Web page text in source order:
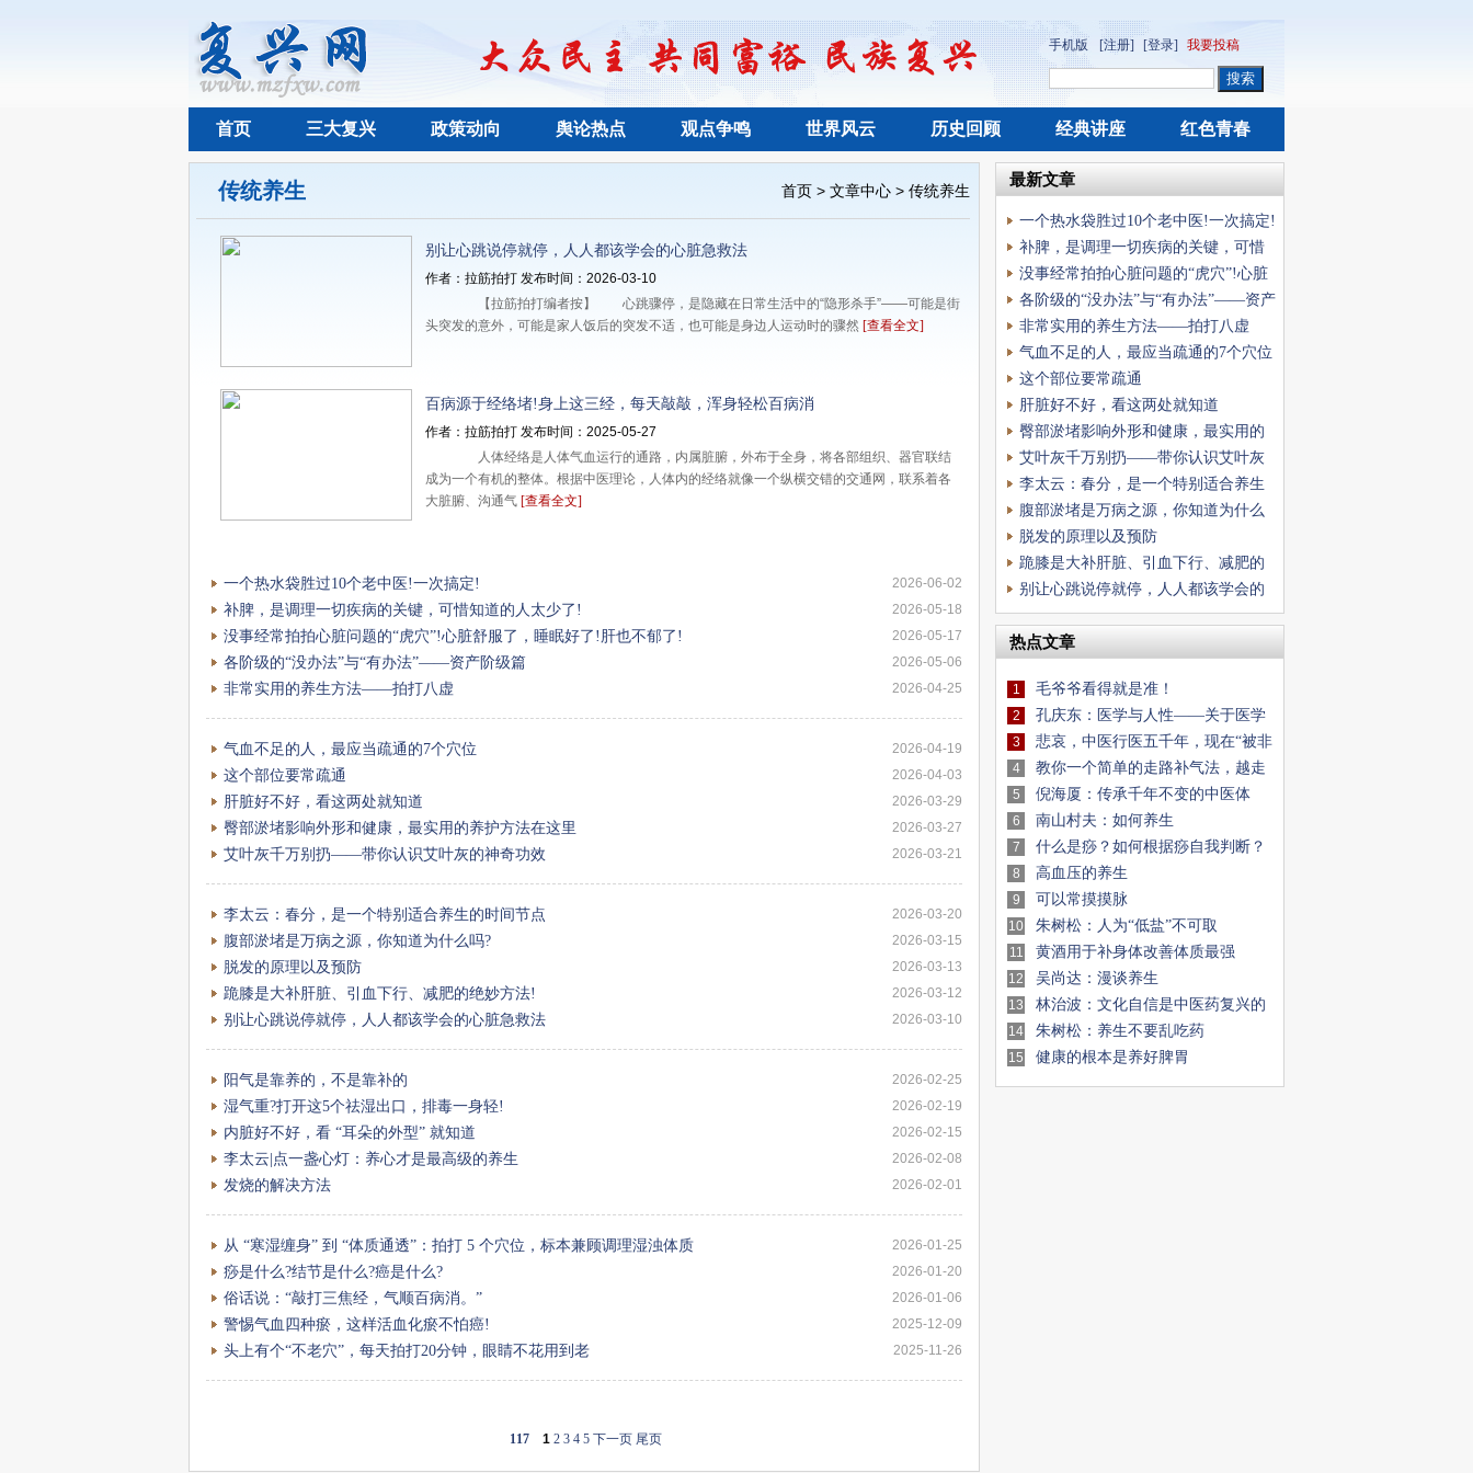
手机版 [注册] [登录] 我要投稿
首页 三大复兴 政策动向 舆论热点 观点争鸣 世界风云 历史回顾 经典讲座 红色青春
传统养生 首页 > 文章中心 > 传统养生
别让心跳说停就停，人人都该学会的心脏急救法
作者：拉筋拍打 发布时间：2026-03-10
【拉筋拍打编者按】 心跳骤停，是隐藏在日常生活中的“隐形杀手”——可能是街
头突发的意外，可能是家人饭后的突发不适，也可能是身边人运动时的骤然 [查看全文]
百病源于经络堵!身上这三经，每天敲敲，浑身轻松百病消
作者：拉筋拍打 发布时间：2025-05-27
人体经络是人体气血运行的通路，内属脏腑，外布于全身，将各部组织、器官联结
成为一个有机的整体。根据中医理论，人体内的经络就像一个纵横交错的交通网，联系着各
大脏腑、沟通气 [查看全文]
2026-06-02
一个热水袋胜过10个老中医!一次搞定!
2026-05-18
补脾，是调理一切疾病的关键，可惜知道的人太少了!
2026-05-17
没事经常拍拍心脏问题的“虎穴”!心脏舒服了，睡眠好了!肝也不郁了!
2026-05-06
各阶级的“没办法”与“有办法”——资产阶级篇
2026-04-25
非常实用的养生方法——拍打八虚
2026-04-19
气血不足的人，最应当疏通的7个穴位
2026-04-03
这个部位要常疏通
2026-03-29
肝脏好不好，看这两处就知道
2026-03-27
臀部淤堵影响外形和健康，最实用的养护方法在这里
2026-03-21
艾叶灰千万别扔——带你认识艾叶灰的神奇功效
2026-03-20
李太云：春分，是一个特别适合养生的时间节点
2026-03-15
腹部淤堵是万病之源，你知道为什么吗?
2026-03-13
脱发的原理以及预防
2026-03-12
跪膝是大补肝脏、引血下行、减肥的绝妙方法!
2026-03-10
别让心跳说停就停，人人都该学会的心脏急救法
2026-02-25
阳气是靠养的，不是靠补的
2026-02-19
湿气重?打开这5个祛湿出口，排毒一身轻!
2026-02-15
内脏好不好，看 “耳朵的外型” 就知道
2026-02-08
李太云|点一盏心灯：养心才是最高级的养生
2026-02-01
发烧的解决方法
2026-01-25
从 “寒湿缠身” 到 “体质通透”：拍打 5 个穴位，标本兼顾调理湿浊体质
2026-01-20
痧是什么?结节是什么?癌是什么?
2026-01-06
俗话说：“敲打三焦经，气顺百病消。”
2025-12-09
警惕气血四种瘀，这样活血化瘀不怕癌!
2025-11-26
头上有个“不老穴”，每天拍打20分钟，眼睛不花用到老
117 1 2 3 4 5 下一页 尾页
最新文章
一个热水袋胜过10个老中医!一次搞定!
补脾，是调理一切疾病的关键，可惜
知道的人太少了!
没事经常拍拍心脏问题的“虎穴”!心脏
舒服了，睡
各阶级的“没办法”与“有办法”——资产
阶级篇
非常实用的养生方法——拍打八虚
气血不足的人，最应当疏通的7个穴位
这个部位要常疏通
肝脏好不好，看这两处就知道
臀部淤堵影响外形和健康，最实用的
养护方法在这里
艾叶灰千万别扔——带你认识艾叶灰
的神奇功效
李太云：春分，是一个特别适合养生
的时间节点
腹部淤堵是万病之源，你知道为什么
吗?
脱发的原理以及预防
跪膝是大补肝脏、引血下行、减肥的
绝妙方法!
别让心跳说停就停，人人都该学会的
心脏急救法
热点文章
1 毛爷爷看得就是准！
2 孔庆东：医学与人性——关于医学
政治学
3 悲哀，中医行医五千年，现在“被非
法”化了!
4 教你一个简单的走路补气法，越走
越轻松!
5 倪海厦：传承千年不变的中医体
检，只需看这10个
6 南山村夫：如何养生
7 什么是痧？如何根据痧自我判断？
为什么你拍不出
8 高血压的养生
9 可以常摸摸脉
10 朱树松：人为“低盐”不可取
11 黄酒用于补身体改善体质最强
12 吴尚达：漫谈养生
13 林治波：文化自信是中医药复兴的
第一条件
14 朱树松：养生不要乱吃药
15 健康的根本是养好脾胃